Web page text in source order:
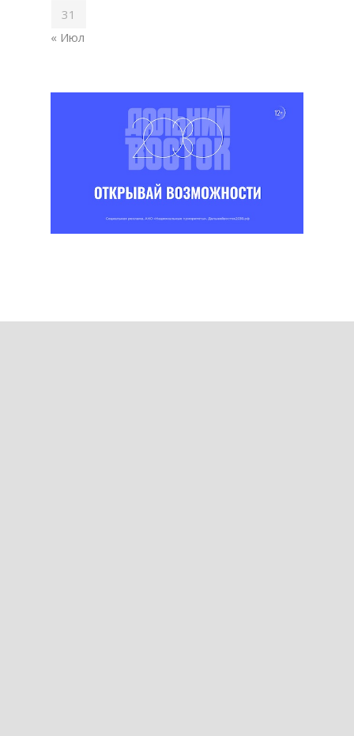
31
« Июл